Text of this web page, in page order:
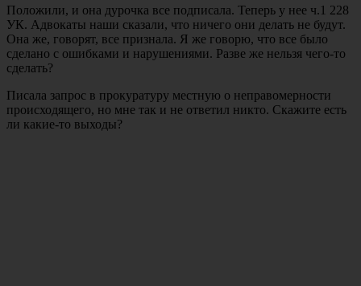
Положили, и она дурочка все подписала. Теперь у нее ч.1 228
УК. Адвокаты наши сказали, что ничего они делать не будут.
Она же, говорят, все признала. Я же говорю, что все было
сделано с ошибками и нарушениями. Разве же нельзя чего-то
сделать?
Писала запрос в прокуратуру местную о неправомерности
происходящего, но мне так и не ответил никто. Скажите есть
ли какие-то выходы?